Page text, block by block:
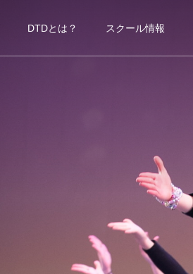
DTDとは？ スクール情報